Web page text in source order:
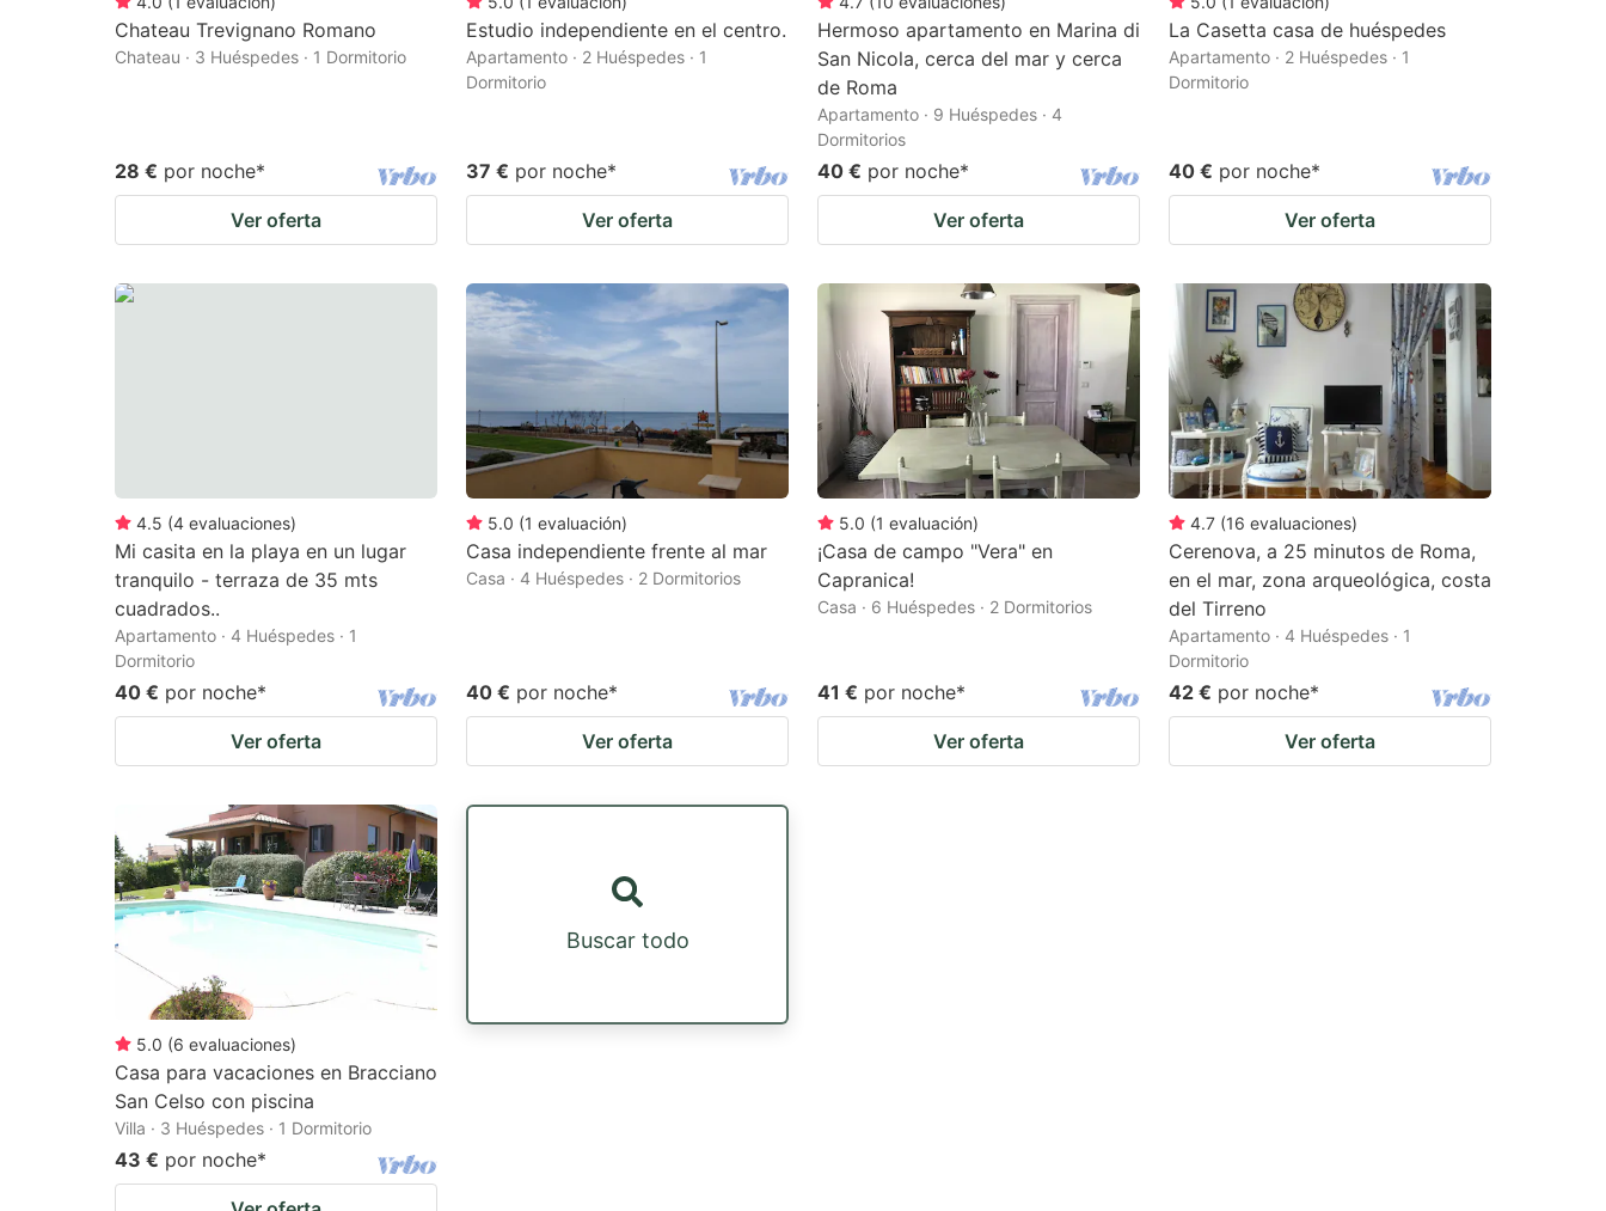
Chateau Trevignano Romano
Chateau · 3 Huéspedes · 1 Dormitorio
28 € por noche*
Ver oferta
Estudio independiente en el centro.
Apartamento · 2 Huéspedes · 1
Dormitorio
37 € por noche*
Ver oferta
Hermoso apartamento en Marina di
San Nicola, cerca del mar y cerca
de Roma
Apartamento · 9 Huéspedes · 4
Dormitorios
40 € por noche*
Ver oferta
La Casetta casa de huéspedes
Apartamento · 2 Huéspedes · 1
Dormitorio
40 € por noche*
Ver oferta
4.5 (4 evaluaciones)
Mi casita en la playa en un lugar
tranquilo - terraza de 35 mts
cuadrados..
Apartamento · 4 Huéspedes · 1
Dormitorio
40 € por noche*
Ver oferta
5.0 (1 evaluación)
Casa independiente frente al mar
Casa · 4 Huéspedes · 2 Dormitorios
40 € por noche*
Ver oferta
5.0 (1 evaluación)
¡Casa de campo "Vera" en
Capranica!
Casa · 6 Huéspedes · 2 Dormitorios
41 € por noche*
Ver oferta
4.7 (16 evaluaciones)
Cerenova, a 25 minutos de Roma,
en el mar, zona arqueológica, costa
del Tirreno
Apartamento · 4 Huéspedes · 1
Dormitorio
42 € por noche*
Ver oferta
5.0 (6 evaluaciones)
Casa para vacaciones en Bracciano
San Celso con piscina
Villa · 3 Huéspedes · 1 Dormitorio
43 € por noche*
Buscar todo